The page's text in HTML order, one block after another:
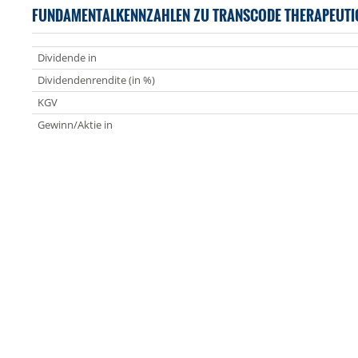
FUNDAMENTALKENNZAHLEN ZU TRANSCODE
Dividende in
Dividendenrendite (in %)
KGV
Gewinn/Aktie in